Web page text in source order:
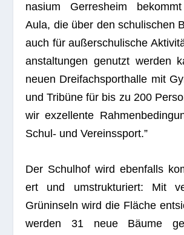
na­sium Ger­res­heim
Aula, die über den schu­li­schen
auch für außer­schu­li­sche
an­stal­tun­gen genutzt wer­den
neuen Drei­fach­sport­halle mit
und Tri­büne für bis zu 200
wir exzel­lente
Schul- und Vereinssport.”
Der Schul­hof wird eben­falls
ert und umstruk­tu­riert: Mit
Grün­in­seln wird die Flä­che
wer­den 31 neue Bäume